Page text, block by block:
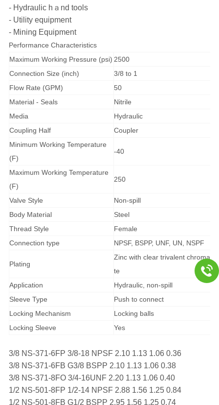
- Hydraulic hａnd tools
- Utility equipment
- Mining Equipment
Performance Characteristics
Maximum Working Pressure (psi) 2500
Connection Size (inch)
3/8 to 1
Flow Rate (GPM)
50
Material - Seals
Nitrile
Media
Hydraulic
Coupling Half
Coupler
Minimum Working Temperature
(F)
-40
Maximum Working Temperature
(F)
250
Valve Style
Non-spill
Body Material
Steel
Thread Style
Female
Connection type
NPSF, BSPP, UNF, UN, NSPF
Plating
Zinc with clear trivalent chroma
te
Application
Hydraulic, non-spill
Sleeve Type
Push to connect
Locking Mechanism
Locking balls
Locking Sleeve
Yes
3/8 NS-371-6FP 3/8-18 NPSF 2.10 1.13 1.06 0.36
3/8 NS-371-6FB G3/8 BSPP 2.10 1.13 1.06 0.38
3/8 NS-371-8FO 3/4-16UNF 2.20 1.13 1.06 0.40
1/2 NS-501-8FP 1/2-14 NPSF 2.88 1.56 1.25 0.84
1/2 NS-501-8FB G1/2 BSPP 2.95 1.56 1.25 0.74